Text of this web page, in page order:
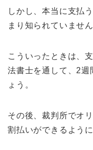
しかし、本当に支払
まり知られていません
こういったときは、
法書士を通して、2週
ょう。
その後、裁判所でオ
割払いができるよう